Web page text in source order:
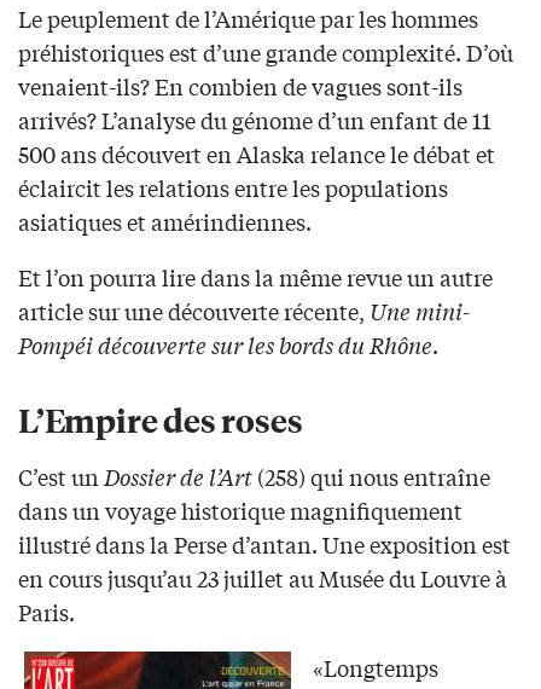
Le peuplement de l’Amérique par les hommes
préhistoriques est d’une grande complexité. D’où
venaient-ils? En combien de vagues sont-ils
arrivés? L’analyse du génome d’un enfant de 11
500 ans découvert en Alaska relance le débat et
éclaircit les relations entre les populations
asiatiques et amérindiennes.
Et l’on pourra lire dans la même revue un autre
article sur une découverte récente, Une mini-
Pompéi découverte sur les bords du Rhône.
L’Empire des roses
C’est un Dossier de l’Art(258) qui nous entraîne
dans un voyage historique magnifiquement
illustré dans la Perse d’antan. Une exposition est
en cours jusqu’au 23 juillet au Musée du Louvre à
Paris.
«Longtemps